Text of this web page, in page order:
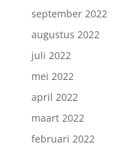
september 2022
augustus 2022
juli 2022
mei 2022
april 2022
maart 2022
februari 2022